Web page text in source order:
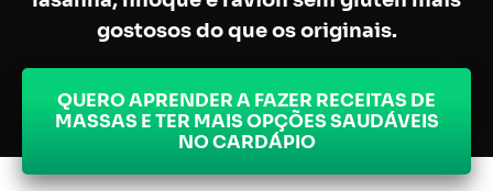
gostosos do que os originais.
QUERO APRENDER A FAZER RECEITAS DE
MASSAS E TER MAIS OPÇÕES SAUDÁVEIS
NO CARDÁPIO